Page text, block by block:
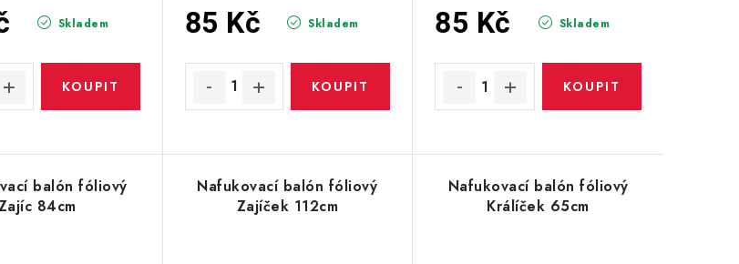
Skladem Skladem
85 Kč Skladem
85 Kč
balón fóliový
84cm
Nafukovací balón fóliový
Zajíček 112cm
Nafukovací balón fóliový
Králíček 65cm